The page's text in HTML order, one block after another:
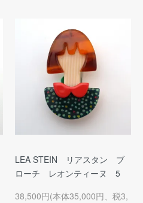
LEA STEIN リアスタン ブ
ローチ レオンティーヌ 5
38,500円(本体35,000円、税3,